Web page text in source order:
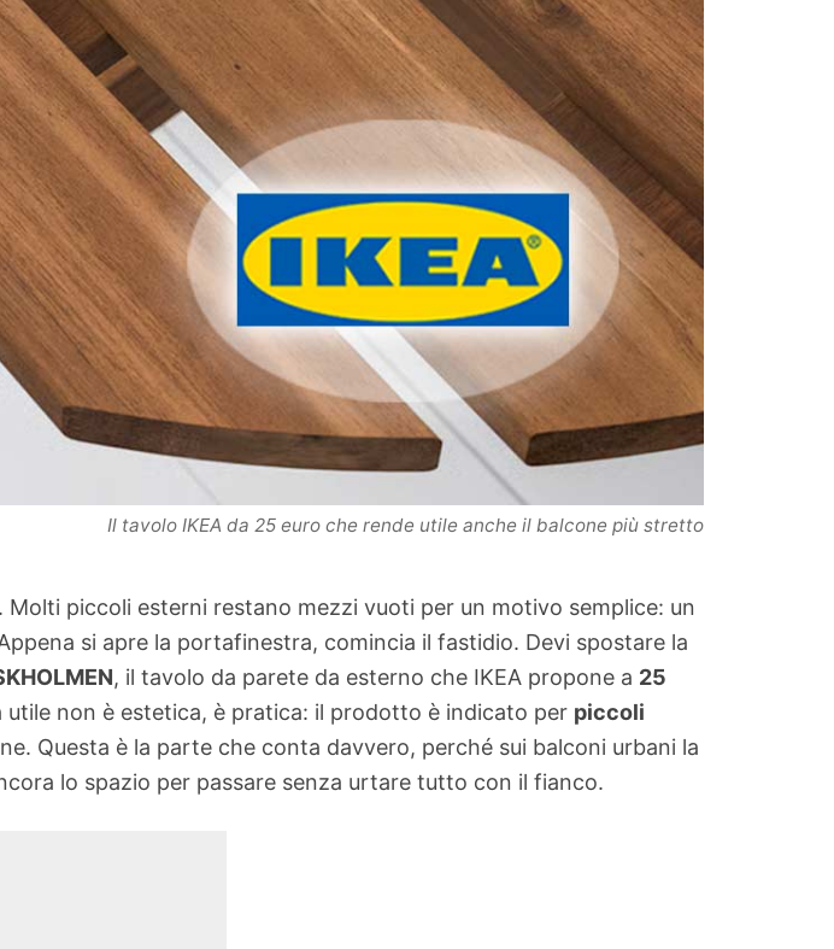
Il tavolo IKEA da 25 euro che rende utile anche il balcone più stretto
. Molti piccoli esterni restano mezzi vuoti per un motivo semplice: un
si apre la portafinestra, comincia il fastidio. Devi spostare la
, il tavolo da parete da esterno che IKEA propone a 25
utile non è estetica, è pratica: il prodotto è indicato per piccoli
Questa è la parte che conta davvero, perché sui balconi urbani la
lo spazio per passare senza urtare tutto con il fianco.